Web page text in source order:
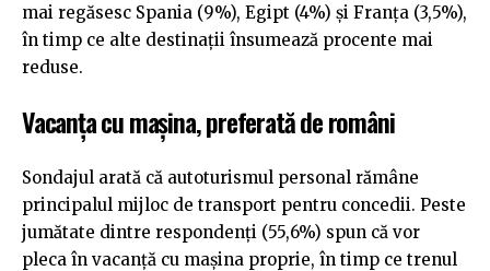
mai regăsesc Spania (9%), Egipt (4%) și Franța (3,5%),
în timp ce alte destinații însumează procente mai
reduse.
Vacanța cu mașina, preferată de români
Sondajul arată că autoturismul personal rămâne
principalul mijloc de transport pentru concedii. Peste
jumătate dintre respondenți (55,6%) spun că vor
pleca în vacanță cu mașina proprie, în timp ce trenul